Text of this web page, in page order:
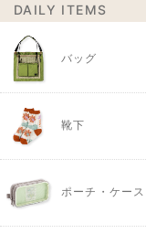
DAILY ITEMS
バッグ
靴下
ポーチ・ケース